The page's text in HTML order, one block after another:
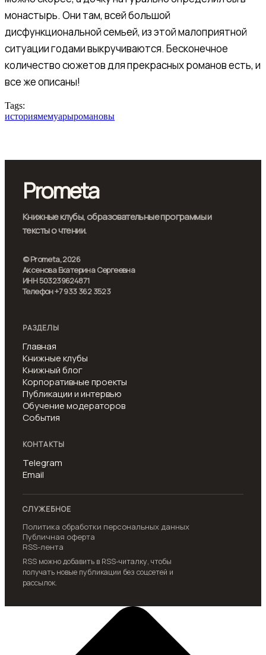
монастырь. Они там, всей большой
дисфункциональной семьей, из этой малоприятной
ситуации годами выкручиваются. Бесконечное
количество сюжетов для прекрасных романов есть, и
все же описаны!
Tags:
историямемуарыромановы
Prometa
Книжные клубы, образовательные программы и
тексты о чтении.
© Prometa, 2026
Аксенова Екатерина Сергеевна
ИНН 503239624871
Телефон +7 933 362 3523
РАЗДЕЛЫ
Главная
Книжные клубы
Книжный блог
Корпоративные проекты
Публикации и интервью
Обучение модераторов
События
КОНТАКТЫ
Telegram
Email
СЛУЖЕБНОЕ
Политика обработки персональных данных
Публичная оферта
RSS-лента
RSS можно добавить в RSS-читалку, чтобы
получать новые публикации без соцсетей и
рассылок.